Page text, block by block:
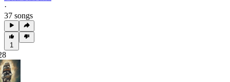
·
37 songs
1